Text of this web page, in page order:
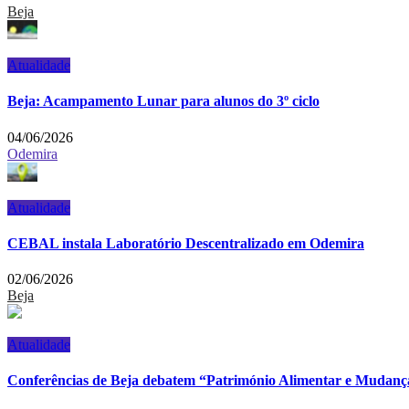
Beja
Atualidade
Beja: Acampamento Lunar para alunos do 3º ciclo
04/06/2026
Odemira
Atualidade
CEBAL instala Laboratório Descentralizado em Odemira
02/06/2026
Beja
Atualidade
Conferências de Beja debatem “Património Alimentar e